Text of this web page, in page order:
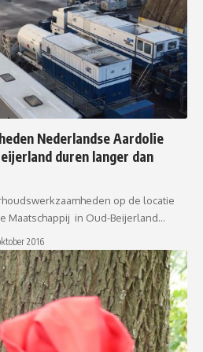
Nederlandse Aardolie
duren langer dan
op de locatie
Maatschappij in Oud-Beijerland…
2016